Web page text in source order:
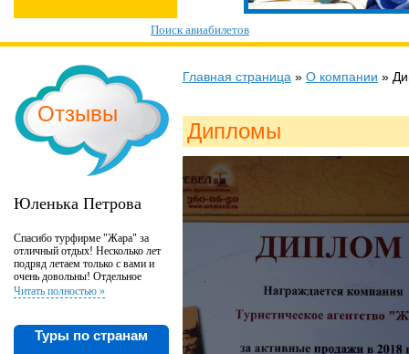
Поиск авиабилетов
Отзывы
Юленька Петрова
Спасибо турфирме "Жара" за
отличный отдых! Несколько лет
подряд летаем только с вами и
очень довольны! Отдельное
спасибо менеджеру Наталье за
профессиональную работу и
Читать полностью »
Туры по странам
Главная страница » О компании »
Дипломы